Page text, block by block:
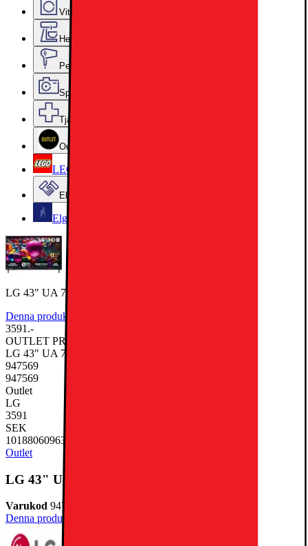
Vitvaror
Hem, Hushåll & Trädgård
Personvård, Hälsa & Skönhet
Sport & Fritid
Tjänster & Tillbehör
Outlet
LEGO
Elgiganten Företag
Elgiganten Kundklubb
LG 43" UA 75 4K TV (2025)
Denna produkt har ännu inte blivit bedömd.
3591.-
OUTLET PRIS
LG 43" UA 75 4K TV (2025)
947569
947569
Outlet
LG
3591
SEK
1018806096348086
Outlet
LG 43" UA 75 4K TV (2025)
Varukod 947569
Denna produkt har ännu inte blivit bedömd.